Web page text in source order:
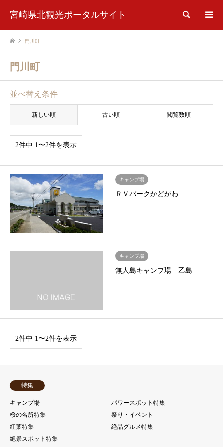
宮崎県北観光ポータルサイト 検索
門川町
門川町
並べ替え条件
新しい順 古い順 閲覧数順
2件中 1〜2件を表示
キャンプ場
ＲＶパークかどがわ
キャンプ場
無人島キャンプ場 乙島
2件中 1〜2件を表示
特集
キャンプ場
パワースポット特集
桜の名所特集
祭り・イベント
紅葉特集
絶品グルメ特集
絶景スポット特集